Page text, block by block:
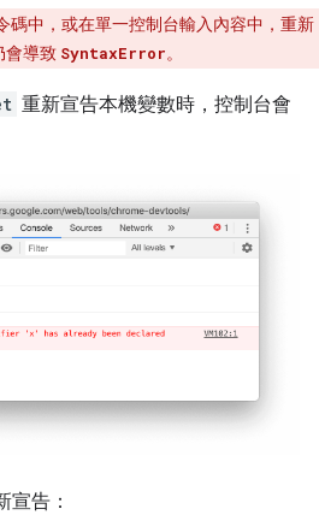
碼中，或在單一控制台輸入內容中，重新
會導致 SyntaxError。
重新宣告本機變數時，控制台會
告：